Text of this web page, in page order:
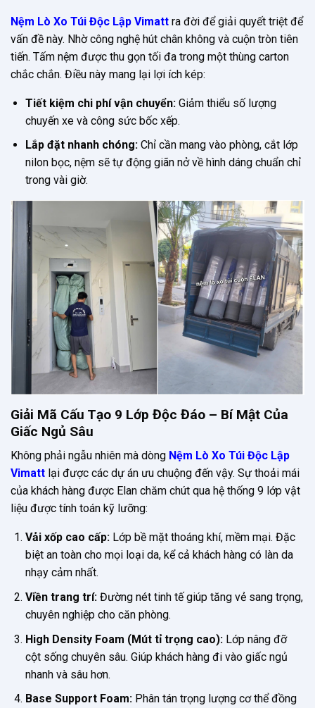
Nệm Lò Xo Túi Độc Lập Vimatt ra đời để giải quyết triệt để
vấn đề này. Nhờ công nghệ hút chân không và cuộn tròn tiên
tiến. Tấm nệm được thu gọn tối đa trong một thùng carton
chắc chắn. Điều này mang lại lợi ích kép:
Tiết kiệm chi phí vận chuyển:Giảm thiểu số lượng
chuyến xe và công sức bốc xếp.
Lắp đặt nhanh chóng:Chỉ cần mang vào phòng, cắt lớp
nilon bọc, nệm sẽ tự động giãn nở về hình dáng chuẩn chỉ
trong vài giờ.
Giải Mã Cấu Tạo 9 Lớp Độc Đáo – Bí Mật Của
Giấc Ngủ Sâu
Không phải ngẫu nhiên mà dòng Nệm Lò Xo Túi Độc Lập
Vimatt lại được các dự án ưu chuộng đến vậy. Sự thoải mái
của khách hàng được Elan chăm chút qua hệ thống 9 lớp vật
liệu được tính toán kỹ lưỡng:
Vải xốp cao cấp:Lớp bề mặt thoáng khí, mềm mại. Đặc
biệt an toàn cho mọi loại da, kể cả khách hàng có làn da
nhạy cảm nhất.
Viền trang trí:Đường nét tinh tế giúp tăng vẻ sang trọng,
chuyên nghiệp cho căn phòng.
High Density Foam (Mút tỉ trọng cao):Lớp nâng đỡ
cột sống chuyên sâu. Giúp khách hàng đi vào giấc ngủ
nhanh và sâu hơn.
Base Support Foam:Phân tán trọng lượng cơ thể đồng